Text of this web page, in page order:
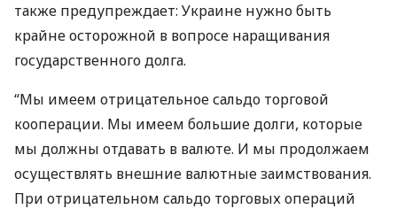
также предупреждает: Украине нужно быть
крайне осторожной в вопросе наращивания
государственного долга.
“Мы имеем отрицательное сальдо торговой
кооперации. Мы имеем большие долги, которые
мы должны отдавать в валюте. И мы продолжаем
осуществлять внешние валютные заимствования.
При отрицательном сальдо торговых операций